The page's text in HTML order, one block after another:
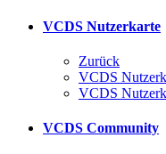
VCDS Nutzerkarte
Zurück
VCDS
VCDS
VCDS Community